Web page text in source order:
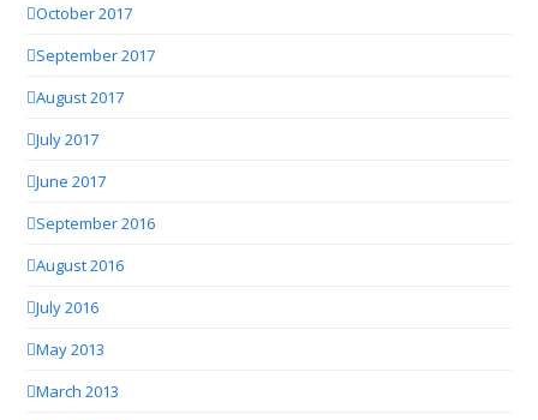
October 2017
September 2017
August 2017
July 2017
June 2017
September 2016
August 2016
July 2016
May 2013
March 2013